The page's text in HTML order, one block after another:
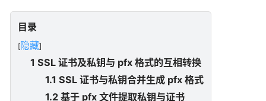
目录
[隐藏]
1 SSL 证书及私钥与 pfx 格式的互相转换
1.1 SSL 证书与私钥合并生成 pfx 格式
1.2 基于 pfx 文件提取私钥与证书